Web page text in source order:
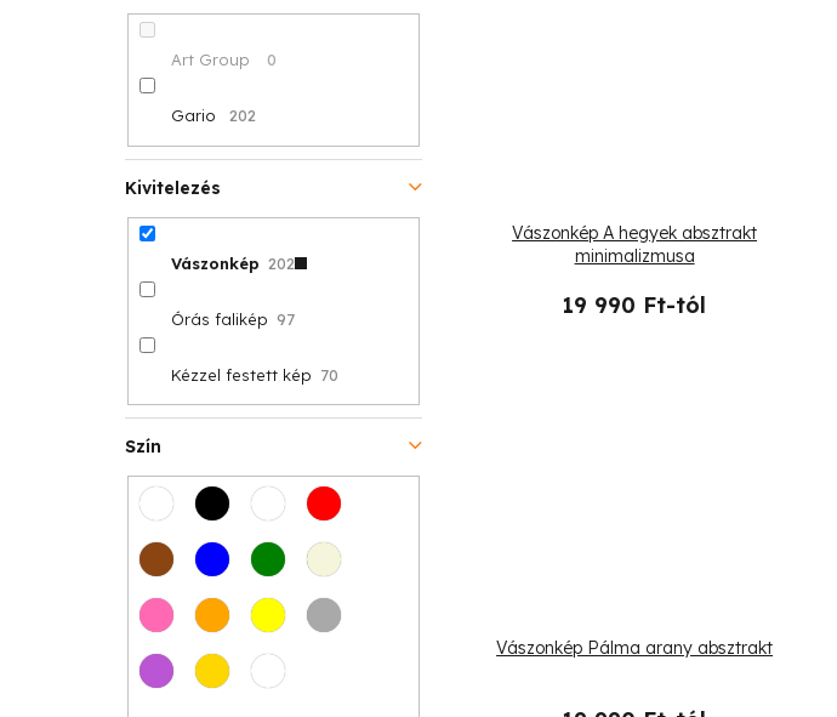
Art Group 0
Gario 202
Kivitelezés
Vászonkép 202
Órás falikép 97
Kézzel festett kép 70
Szín
Vászonkép A hegyek absztrakt
minimalizmusa
19 990 Ft-tól
Vászonkép Pálma arany absztrakt